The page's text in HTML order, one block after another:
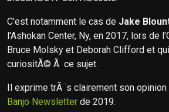
C'est notamment le cas de Jake
l'Ashokan Center, Ny, en 2017, lors de
Bruce Molsky et Deborah Clifford et
curiositÃ© Ã ce sujet.
Il exprime trÃ¨s clairement son
Banjo Newsletter de 2019.